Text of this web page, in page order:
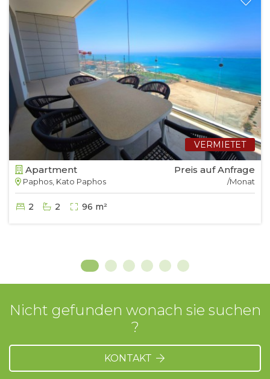
VERMIETET
Apartment
Paphos, Kato Paphos
Preis auf Anfrage
/Monat
2 2 96 m²
Nicht gefunden wonach sie suchen
?
KONTAKT